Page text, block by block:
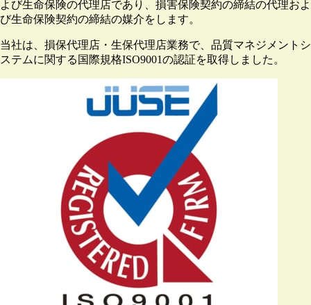
よび生命保険の代理店であり、損害保険契約の締結の代理およ
び生命保険契約の締結の媒介をします。
当社は、損保代理店・生保代理店業務で、品質マネジメントシ
ステムに関する国際規格ISO9001の認証を取得しました。